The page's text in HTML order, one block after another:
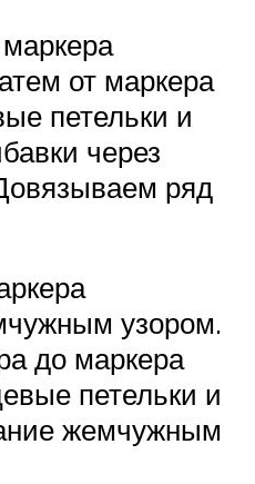
от маркера
петельки и
через
ряд
узором.
до маркера
петельки и
жемчужным